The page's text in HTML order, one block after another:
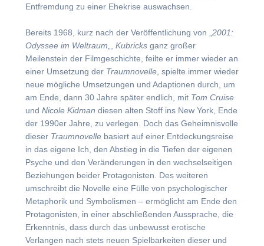
Entfremdung zu einer Ehekrise auswachsen.
Bereits 1968, kurz nach der Veröffentlichung von „ 2001:
Odyssee im Weltraum
Kubricks ganz großer
Meilenstein der Filmgeschichte, feilte er immer wieder an
einer Umsetzung der Traumnovelle , spielte immer wieder
neue mögliche Umsetzungen und Adaptionen durch, um
am Ende, dann 30 Jahre später endlich, mit Tom Cruise
und Nicole Kidman diesen alten Stoff ins New York, Ende
der 1990er Jahre, zu verlegen. Doch das Geheimnisvolle
dieser Traumnovelle basiert auf einer Entdeckungsreise
in das eigene Ich, den Abstieg in die Tiefen der eigenen
Psyche und den Veränderungen in den wechselseitigen
Beziehungen beider Protagonisten. Des weiteren
umschreibt die Novelle eine Fülle von psychologischer
Metaphorik und Symbolismen – ermöglicht am Ende den
Protagonisten, in einer abschließenden Aussprache, die
Erkenntnis, dass durch das unbewusst erotische
Verlangen nach stets neuen Spielbarkeiten dieser und